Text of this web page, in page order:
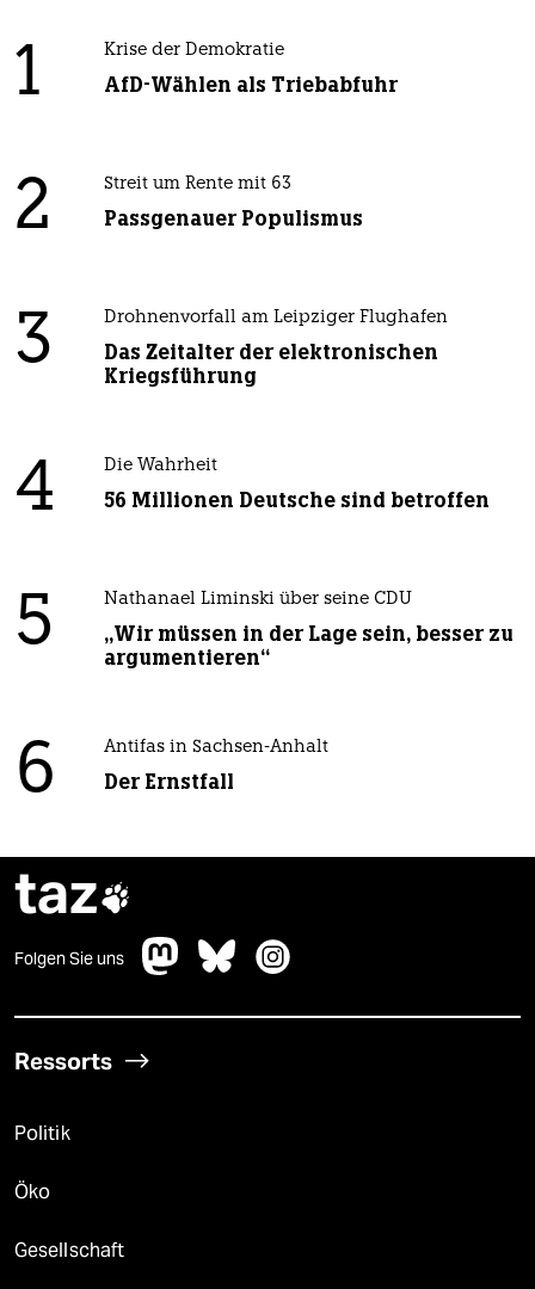
1 Krise der Demokratie
AfD-Wählen als Triebabfuhr
2 Streit um Rente mit 63
Passgenauer Populismus
3 Drohnenvorfall am Leipziger Flughafen
Das Zeitalter der elektronischen
Kriegsführung
4 Die Wahrheit
56 Millionen Deutsche sind betroffen
5 Nathanael Liminski über seine CDU
„Wir müssen in der Lage sein, besser zu
argumentieren“
6 Antifas in Sachsen-Anhalt
Der Ernstfall
taz
Folgen Sie uns
Ressorts
Politik
Öko
Gesellschaft